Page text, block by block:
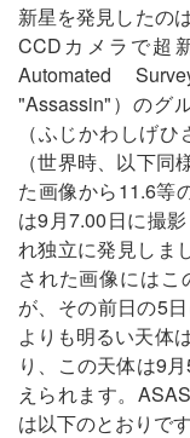
新星を発見したの
CCDカメラで超
Automated
"Assassin"）のグ
（ふじかわしげ
（世界時、以下
た画像から11.6等
は9月7.00日に撮
れ独立に発見しま
された画像にはこ
が、その前日の5
よりも明るい天体
り、この天体は9
えられます。
は以下のとおりです